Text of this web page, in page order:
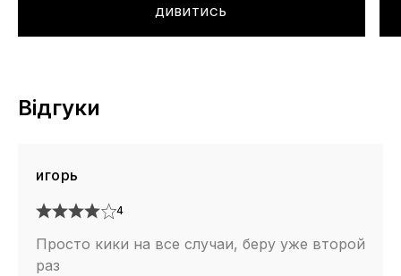
ДИВИТИСЬ
Відгуки
игорь
4
Просто кики на все случаи, беру уже второй
раз